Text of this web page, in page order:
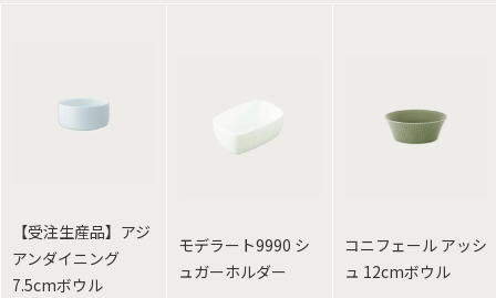
【受注生産品】アジ
アンダイニング
7.5cmボウル
モデラート9990 シ
ュガーホルダー
コニフェール アッシ
ュ 12cmボウル